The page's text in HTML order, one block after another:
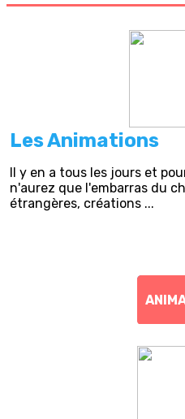
Les Animations
Il y en a tous les jours et
n'aurez que l'embarras du
étrangères, créations ...